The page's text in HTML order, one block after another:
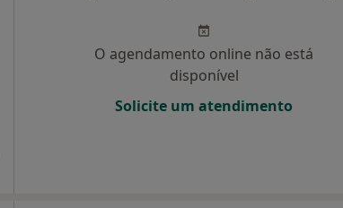
O agendamento online não está
disponível
Solicite um atendimento